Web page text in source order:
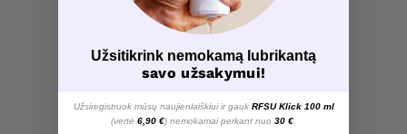
Užsitikrink nemokamą lubrikantą
savo užsakymui!
Užsiregistruok mūsų naujienlaiškiui ir gauk RFSU Klick 100 ml
(vertė 6,90 €) nemokamai perkant nuo 30 €